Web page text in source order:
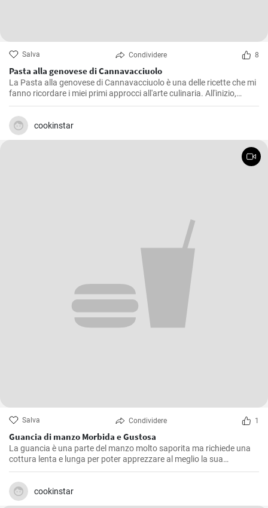
Salva Condividere 8
Pasta alla genovese di Cannavacciuolo
La Pasta alla genovese di Cannavacciuolo è una delle ricette che mi
fanno ricordare i miei primi approcci all'arte culinaria. All'inizio,
l'attenzione ai dettagli sembrava mettermi a dura prova. Tuttavia,
con il passare del tempo e un po' di pratica, ho scoperto che il vero
intento era svelare l'essenza autentica di ogni ingrediente. E' un
sugo gustoso e sapido che chiede tempo e dedizione, proprio come
cookinstar
Salva Condividere 1
Guancia di manzo Morbida e Gustosa
La guancia è una parte del manzo molto saporita ma richiede una
cottura lenta e lunga per poter apprezzare al meglio la sua
consistenza morbida e il suo sapore pieno. Questa ricetta è stata
ripetuta molte volte nella mia cucina, affinando ogni volta piccoli
dettagli fino a raggiungere quello che, secondo me, è il giusto
equilibrio di sapori.
cookinstar